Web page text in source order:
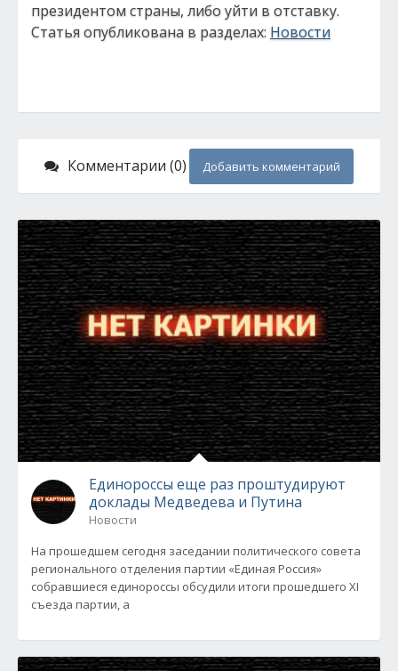
президентом страны, либо уйти в отставку.
Статья опубликована в разделах: Новости
Комментарии (0) Добавить комментарий
Единороссы еще раз проштудируют
доклады Медведева и Путина
Новости
На прошедшем сегодня заседании политического совета
регионального отделения партии «Единая Россия»
собравшиеся единороссы обсудили итоги прошедшего XI
съезда партии, а